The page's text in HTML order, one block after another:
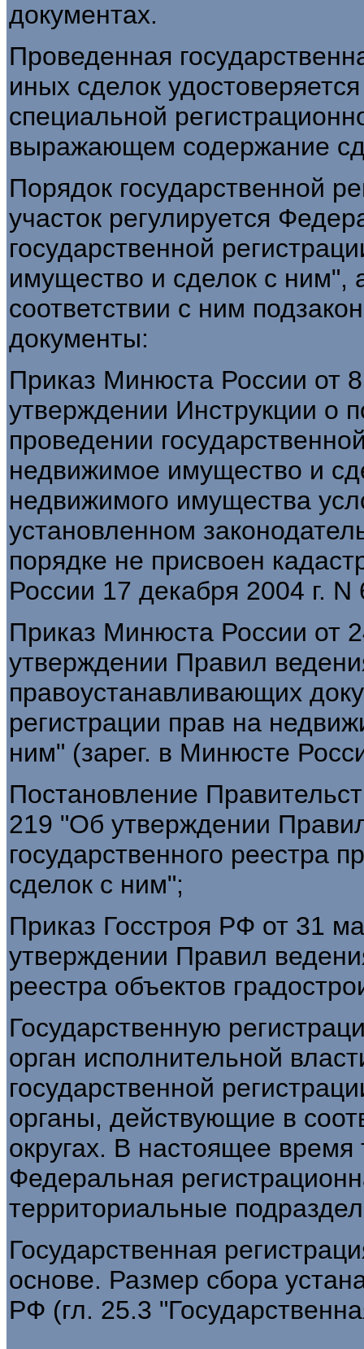
документах.
Проведенная
иных сделок
специальной
выражающем содержание
Порядок государственной
участок регулируется
государственной
имущество и сделок с ним",
соответствии с ним
документы:
Приказ Минюста России от
утверждении Инструкции о
проведении
недвижимое имущество и
недвижимого имущества
установленном
порядке не присвоен
России 17 декабря 2004 г. N
Приказ Минюста России от
утверждении Правил
правоустанавливающих
регистрации прав на
ним" (зарег. в Минюсте
Постановление
219 "Об утверждении
государственного реестра
сделок с ним";
Приказ Госстроя РФ от 31
утверждении Правил
реестра объектов
Государственную
орган исполнительной
государственной
органы, действующие в
округах. В настоящее время
Федеральная
территориальные
Государственная
основе. Размер сбора
РФ (гл. 25.3